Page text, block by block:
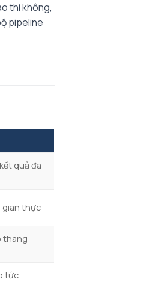
thì không,
pipeline
quả đã
gian thực
thang
tức